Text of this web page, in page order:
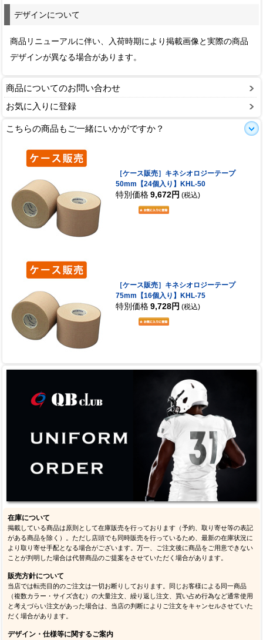
デザインについて
商品リニューアルに伴い、入荷時期により掲載画像と実際の商品
デザインが異なる場合があります。
商品についてのお問い合わせ
お気に入りに登録
こちらの商品もご一緒にいかがですか？
［ケース販売］キネシオロジーテープ
50mm【24個入り】KHL-50
特別価格 9,672円 (税込)
［ケース販売］キネシオロジーテープ
75mm【16個入り】KHL-75
特別価格 9,728円 (税込)
在庫について
掲載している商品は原則として在庫販売を行っております（予約、取り寄せ等の表記
がある商品を除く）。ただし店頭でも同時販売を行っているため、最新の在庫状況に
より取り寄せ手配となる場合がございます。万一、ご注文後に商品をご用意できない
ことが判明した場合は代替商品のご提案をさせていただく場合があります。
販売方針について
当店では転売目的のご注文は一切お断りしております。同じお客様による同一商品
（複数カラー・サイズ含む）の大量注文、繰り返し注文、買い占め行為など通常使用
と考えづらい注文があった場合は、当店の判断によりご注文をキャンセルさせていた
だく場合があります。
デザイン・仕様等に関するご案内